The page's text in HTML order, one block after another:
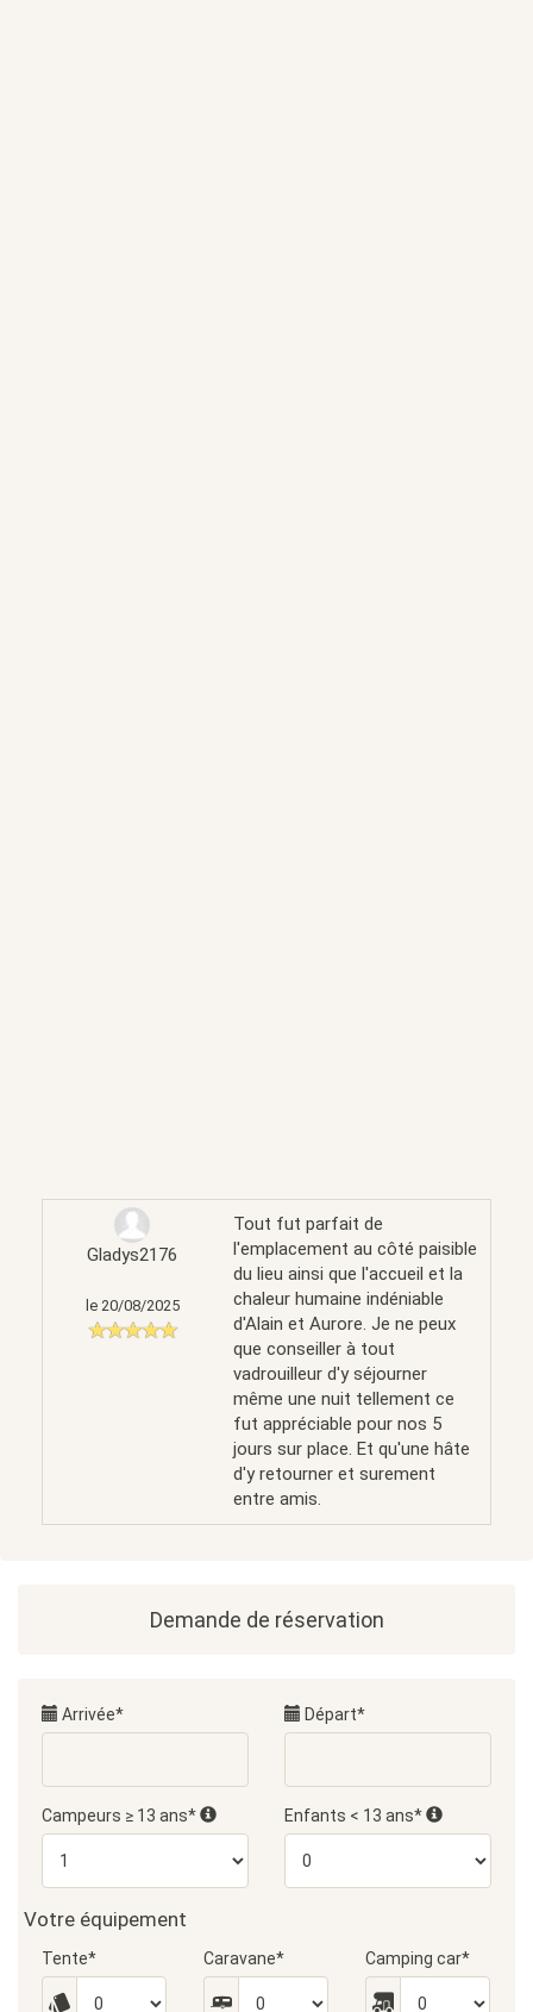
Gladys2176
le 20/08/2025
Tout fut parfait de
l'emplacement au côté paisible
du lieu ainsi que l'accueil et la
chaleur humaine indéniable
d'Alain et Aurore. Je ne peux
que conseiller à tout
vadrouilleur d'y séjourner
même une nuit tellement ce
fut appréciable pour nos 5
jours sur place. Et qu'une hâte
d'y retourner et surement
entre amis.
Demande de réservation
Arrivée* Départ*
Campeurs ≥ 13 ans* Enfants < 13 ans*
Votre équipement
Tente* Caravane* Camping car*